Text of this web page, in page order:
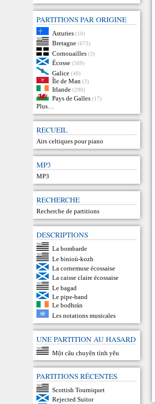
PARTITIONS PAR ORIGINE
Asturies (10)
Bretagne (673)
Cornouailles (3)
Écosse (569)
Galice (49)
Île de Man (3)
Irlande (290)
Pays de Galles (17)
Plus…
RECUEIL
Airs celtiques pour piano
MP3
MP3
RECHERCHE
Recherche de partitions
DESCRIPTIONS
La bombarde
Le binioù-kozh
La cornemuse écossaise
La caisse claire écossaise
Le bagad
Le pipe-band
Le bodhrán
Les notations musicales
UNE PARTITION AU HASARD
Một câu chuyện tình yêu
PARTITIONS RÉCENTES
Scottish Tourniquet
Rejected Suitor